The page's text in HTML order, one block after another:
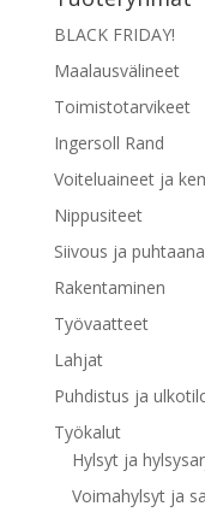
BLACK FRIDAY!
Maalausvälineet
Toimistotarvikeet
Ingersoll Rand
Voiteluaineet ja
Nippusiteet
Siivous ja
Rakentaminen
Työvaatteet
Lahjat
Puhdistus ja
Työkalut
Hylsyt ja
Voimahylsyt ja